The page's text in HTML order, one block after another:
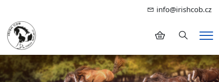
info@irishcob.cz
Hledání